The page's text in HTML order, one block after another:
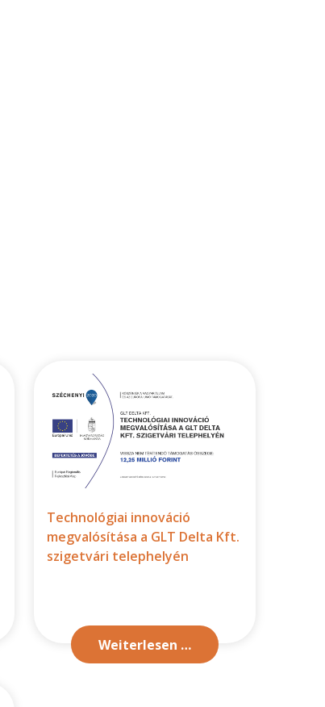
Technológiai innováció
megvalósítása a GLT Delta Kft.
szigetvári telephelyén
Weiterlesen …